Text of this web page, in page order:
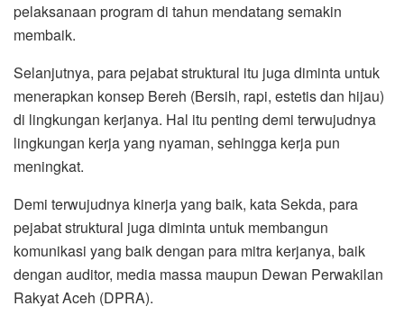
pelaksanaan program di tahun mendatang semakin
membaik.
Selanjutnya, para pejabat struktural itu juga diminta untuk
menerapkan konsep Bereh (Bersih, rapi, estetis dan hijau)
di lingkungan kerjanya. Hal itu penting demi terwujudnya
lingkungan kerja yang nyaman, sehingga kerja pun
meningkat.
Demi terwujudnya kinerja yang baik, kata Sekda, para
pejabat struktural juga diminta untuk membangun
komunikasi yang baik dengan para mitra kerjanya, baik
dengan auditor, media massa maupun Dewan Perwakilan
Rakyat Aceh (DPRA).